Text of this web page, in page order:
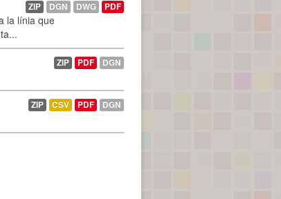
la línia que
ZIP DGN DWG PDF
ZIP PDF DGN
ZIP CSV PDF DGN